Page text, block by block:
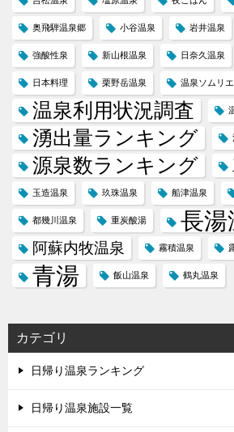
奥飛騨温泉郷 小谷温泉 岩井温泉
強酸性泉 新山根温泉 日奈久温泉
日本料理 栗野岳温泉 温泉ソムリエ
温泉利用状況調査
湧出量ランキング
源泉数ランキング
玉造温泉 玖珠温泉 船津温泉
都幾川温泉 重炭酸湯 長湯
阿蘇内牧温泉 霧積温泉
青湯 飯山温泉 鶴丸温泉
カテゴリ
日帰り温泉ランキング
日帰り温泉施設一覧